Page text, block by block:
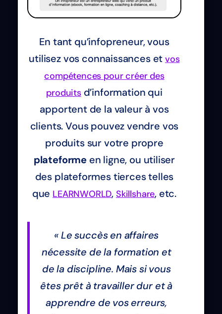
En tant qu’infopreneur, vous
utilisez vos connaissances etvos
compétences pour créer des
produitsd’information qui
apportent de la valeur à vos
clients. Vous pouvez vendre vos
produits sur votre propre
plateforme en ligne, ou utiliser
des plateformes tierces telles
que LEARNWORLD, Skillshare, etc.
« Le succès en affaires
nécessite de la formation et
de la discipline. Mais si vous
êtes prêt à travailler dur et à
apprendre de vos erreurs,